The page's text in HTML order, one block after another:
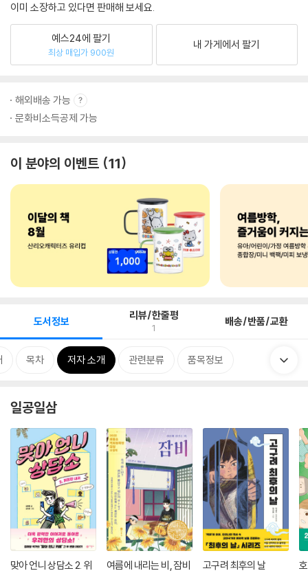
이미 소장하고 있다면 판매해 보세요.
예스24에 팔기
최상 매입가 900원
내 가게에서 팔기
해외배송 가능
문화비소득공제 가능
이 분야의 이벤트 11
도서정보 리뷰/한줄평
1 배송/반품/교환
목차 저자 소개 관련분류 품목정보
일공일삼
맞아 언니 상담소 2. 위
여름에 내리는 비, 잠비 고구려 최후의 날